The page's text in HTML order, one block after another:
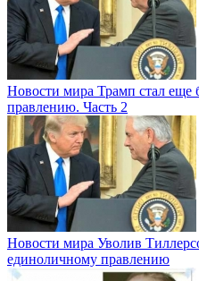
Новости мира Трамп стал еще
правлению. Часть 2
Новости мира Уволив
единоличному правлению